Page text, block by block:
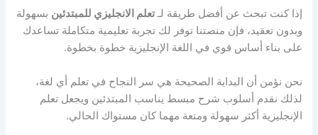
إذا كنت تبحث عن أفضل طريقة لـتعلم الانجليزي للمبتدئين بسهولة
وبدون تعقيد، فإن منصتنا توفر لك تجربة تعليمية متكاملة تساعدك
على بناء أساس قوي في اللغة الإنجليزية خطوة بخطوة.
نحن نؤمن أن البداية الصحيحة هي سر النجاح في تعلم أي لغة،
لذلك نقدم أسلوب شرح مبسط يناسب المبتدئين ويجعل تعلم
الإنجليزية أكثر سهولة ومتعة مهما كان مستواك الحالي.